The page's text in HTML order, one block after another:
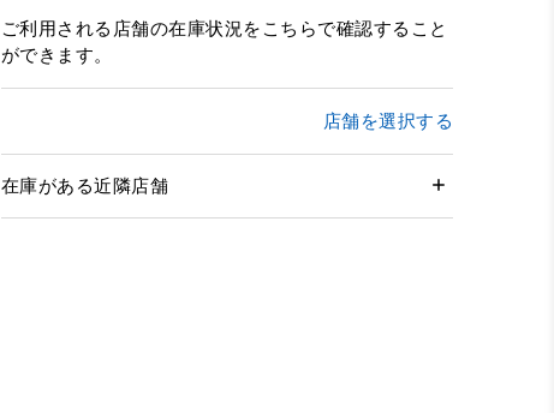
ご利用される店舗の在庫状況をこちらで確認すること
ができます。
店舗を選択する
在庫がある近隣店舗